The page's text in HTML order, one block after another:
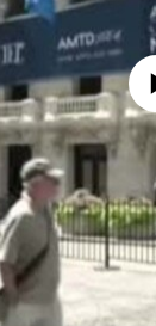
No media